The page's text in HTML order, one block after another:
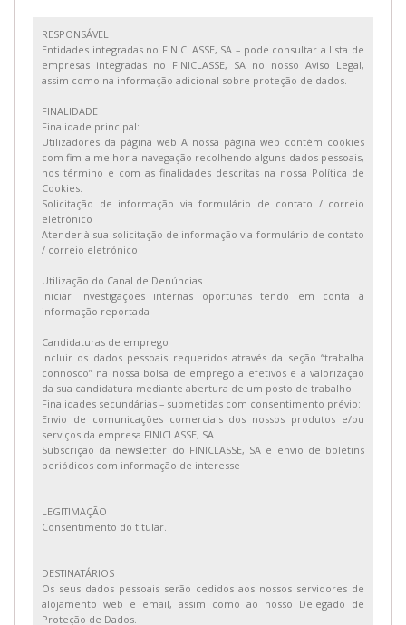
RESPONSÁVEL
Entidades integradas no FINICLASSE, SA – pode consultar a lista de
empresas integradas no FINICLASSE, SA no nosso Aviso Legal,
assim como na informação adicional sobre proteção de dados.
FINALIDADE
Finalidade principal:
Utilizadores da página web A nossa página web contém cookies
com fim a melhor a navegação recolhendo alguns dados pessoais,
nos término e com as finalidades descritas na nossa Política de
Cookies.
Solicitação de informação via formulário de contato / correio
eletrónico
Atender à sua solicitação de informação via formulário de contato
/ correio eletrónico
Utilização do Canal de Denúncias
Iniciar investigações internas oportunas tendo em conta a
informação reportada
Candidaturas de emprego
Incluir os dados pessoais requeridos através da seção “trabalha
connosco” na nossa bolsa de emprego a efetivos e a valorização
da sua candidatura mediante abertura de um posto de trabalho.
Finalidades secundárias – submetidas com consentimento prévio:
Envio de comunicações comerciais dos nossos produtos e/ou
serviços da empresa FINICLASSE, SA
Subscrição da newsletter do FINICLASSE, SA e envio de boletins
periódicos com informação de interesse
LEGITIMAÇÃO
Consentimento do titular.
DESTINATÁRIOS
Os seus dados pessoais serão cedidos aos nossos servidores de
alojamento web e email, assim como ao nosso Delegado de
Proteção de Dados.